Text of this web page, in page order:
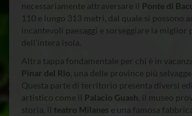
necessariamente attraversare il Ponte di
110 e lungo 313 metri, dal quale si possono
incantevoli paesaggi e sorseggiare la miglior
dell’intera isola.
Altra tappa fondamentale per chi è in
Pinar del Rio , una delle province più
Questa parte di territorio presenta diversi
artistico come il Palacio Guash , il museo
storia, il teatro Milanes e una famosa